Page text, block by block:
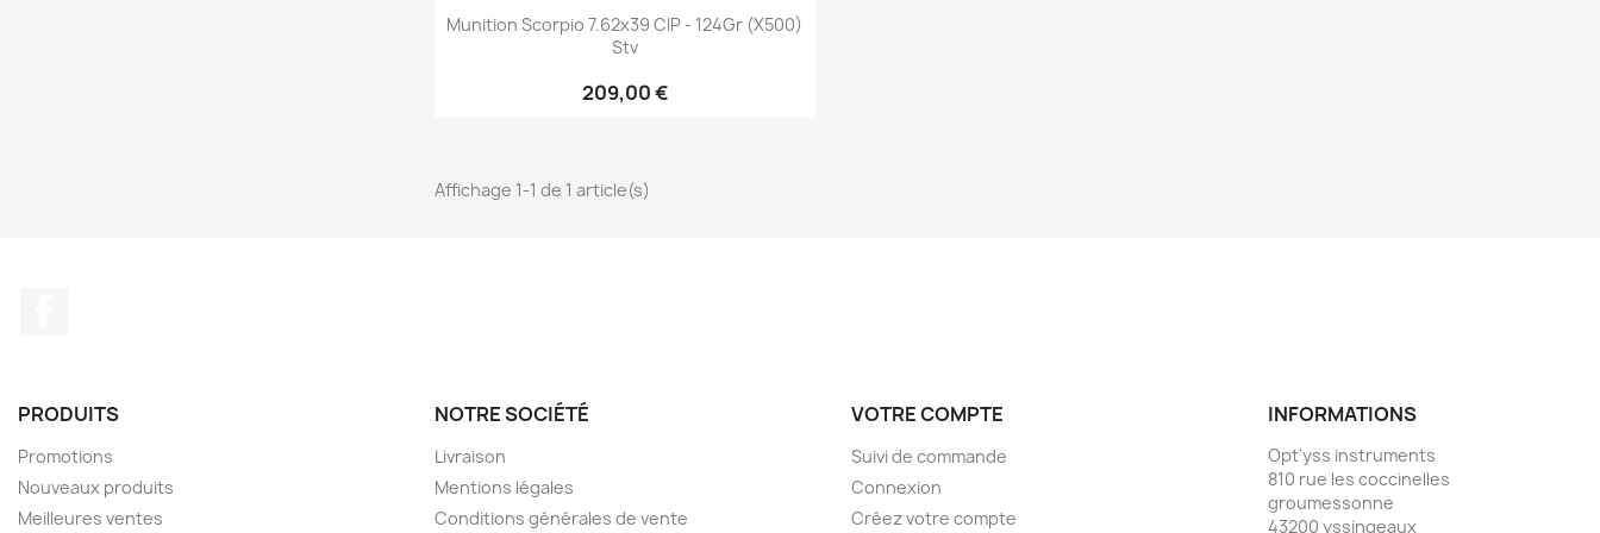
Aperçu rapide
Munition Scorpio 7.62x39 CIP - 124Gr (x500)
Stv
209,00 €
Affichage 1-1 de 1 article(s)
PRODUITS
Promotions
Nouveaux produits
Meilleures ventes
NOTRE SOCIÉTÉ
Livraison
Mentions légales
Conditions générales de vente
VOTRE COMPTE
Suivi de commande
Connexion
Créez votre compte
INFORMATIONS
Opt'yss instruments
810 rue les coccinelles
groumessonne
43200 yssingeaux